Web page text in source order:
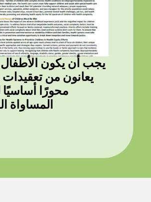
يجب أن يكون الأطفال
يعانون من
محورًا أساسيًا
المساواة